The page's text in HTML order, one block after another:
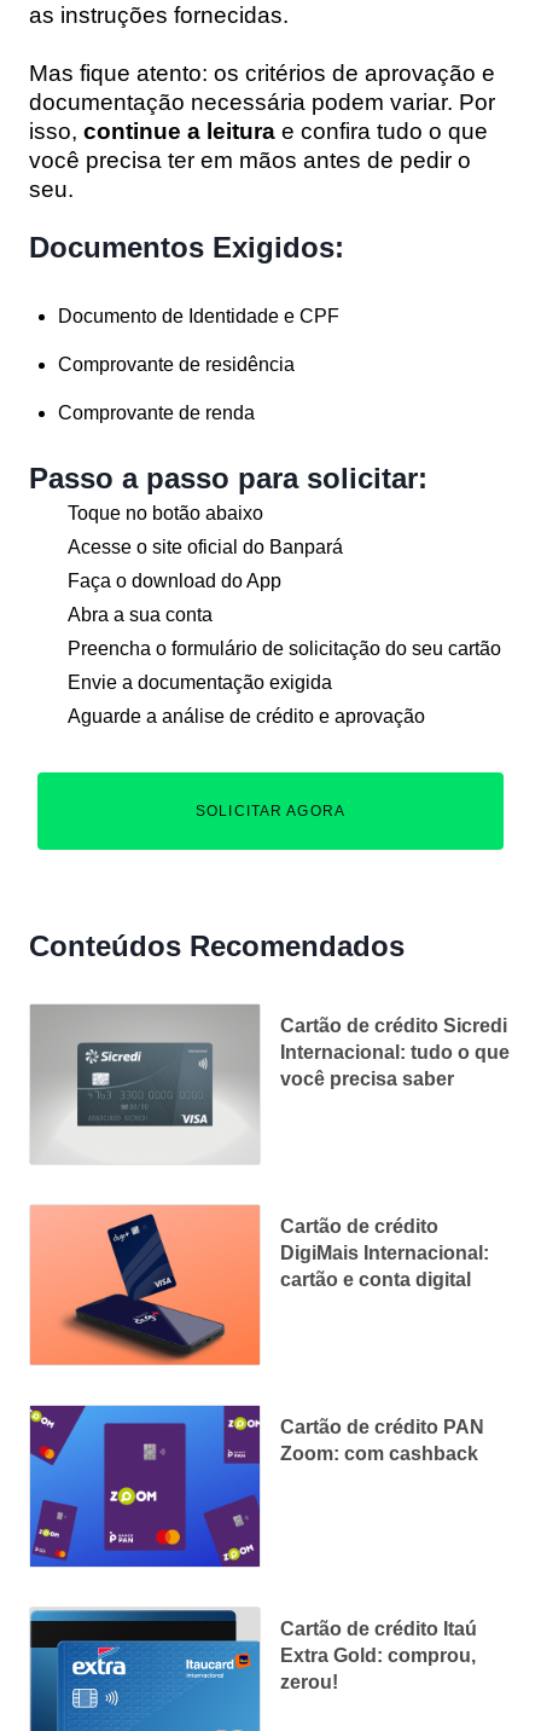
as instruções fornecidas.
Mas fique atento: os critérios de aprovação e
documentação necessária podem variar. Por
isso, continue a leitura e confira tudo o que
você precisa ter em mãos antes de pedir o
seu.
Documentos Exigidos:
Documento de Identidade e CPF
Comprovante de residência
Comprovante de renda
Passo a passo para solicitar:
Toque no botão abaixo
Acesse o site oficial do Banpará
Faça o download do App
Abra a sua conta
Preencha o formulário de solicitação do seu cartão
Envie a documentação exigida
Aguarde a análise de crédito e aprovação
SOLICITAR AGORA
Conteúdos Recomendados
Cartão de crédito Sicredi
Internacional: tudo o que
você precisa saber
Cartão de crédito
DigiMais Internacional:
cartão e conta digital
Cartão de crédito PAN
Zoom: com cashback
Cartão de crédito Itaú
Extra Gold: comprou,
zerou!